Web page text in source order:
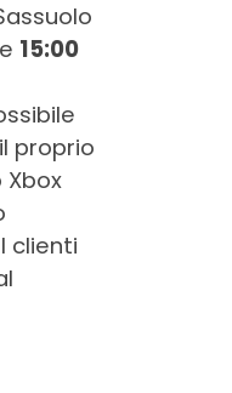
15:00
proprio
Xbox
clienti